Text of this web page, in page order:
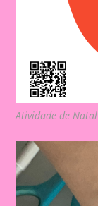
Atividade de